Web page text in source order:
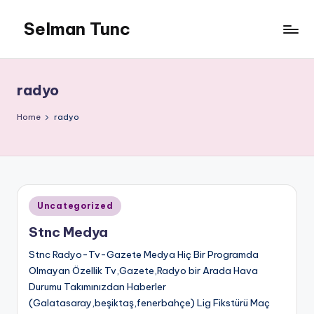
Selman Tunc
radyo
Home radyo
Posted
in
Uncategorized
Stnc Medya
Stnc Radyo-Tv-Gazete Medya Hiç Bir Programda
Olmayan Özellik Tv,Gazete,Radyo bir Arada Hava
Durumu Takımınızdan Haberler
(Galatasaray,beşiktaş,fenerbahçe) Lig Fikstürü Maç